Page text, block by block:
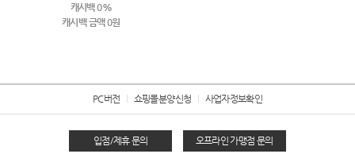
캐시백 0%
캐시백 금액 0원
PC버전 쇼핑몰분양신청 사업자정보확인
입점/제휴 문의 오프라인 가맹점 문의